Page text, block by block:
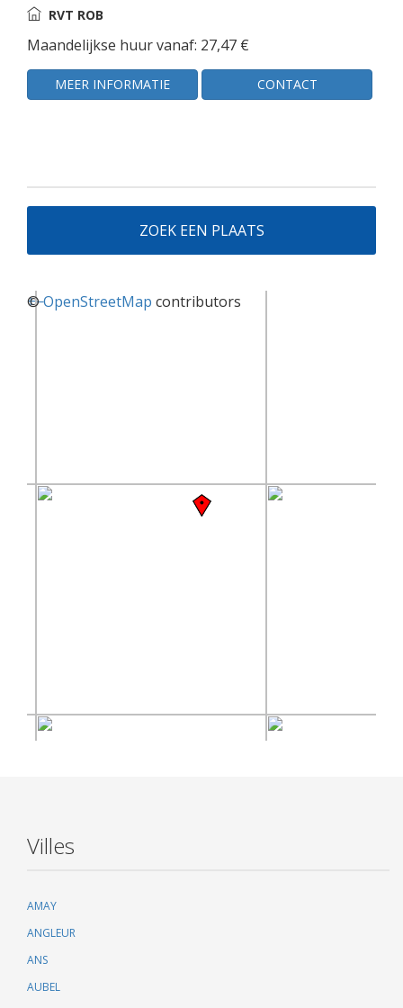
RVT ROB
Maandelijkse huur vanaf: 27,47 €
MEER INFORMATIE CONTACT
ZOEK EEN PLAATS
+−
©OpenStreetMap contributors
Villes
AMAY
ANGLEUR
ANS
AUBEL